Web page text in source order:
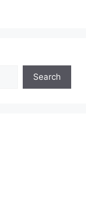
Search